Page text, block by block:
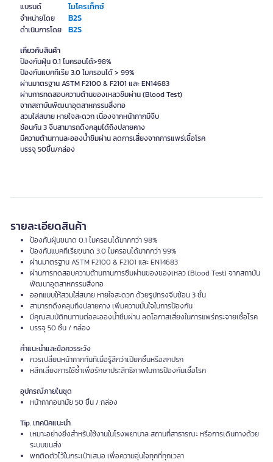
แบรนด์ ไมโครเท็กซ์
จำหน่ายโดย B2S
ดำเนินการโดย B2S
เกี่ยวกับสินค้า
ป้องกันฝุ่น 0.1 ไมครอนได้>98%
ป้องกันแบคทีเรีย 3.0 ไมครอนได้ > 99%
ผ่านมาตรฐาน ASTM F2100 & F2101 และ EN14683
ผ่านการทดสอบความต้านของเหลวซึมผ่าน (Blood Test)
จากสถาบันพัฒนาอุตสาหกรรมสิ่งทอ
สวมใส่สบาย หายใจสะดวก เนื่องจากหน้ากากมีจีบ
ซ้อนกัน 3 จีบสามารถดึงคลุมได้ถึงปลายคาง
มีความต้านทานละอองน้ำซึมผ่าน ลดการเสี่ยงจากการแพร่เชื้อโรค
รายละเอียดสินค้า
ป้องกันฝุ่นขนาด 0.1 ไมครอนได้มากกว่า 98%
ป้องกันแบคทีเรียขนาด 3.0 ไมครอนได้มากกว่า 99%
ผ่านมาตรฐาน ASTM F2100 & F2101 และ EN14683
ผ่านการทดสอบความต้านทานการซึมผ่านของของเหลว (Blood Test) จากสถาบัน
พัฒนาอุตสาหกรรมสิ่งทอ
ออกแบบให้สวมใส่สบาย หายใจสะดวก ด้วยรูปทรงจีบซ้อน 3 ชั้น
สามารถดึงคลุมถึงปลายคาง เพิ่มความมั่นใจในการป้องกัน
มีคุณสมบัติทนทานต่อละอองน้ำซึมผ่าน ลดโอกาสเสี่ยงในการแพร่กระจายเชื้อโรค
บรรจุ 50 ชิ้น / กล่อง
คำแนะนำและข้อควรระวัง
ควรเปลี่ยนหน้ากากทันทีเมื่อรู้สึกว่าเปียกชื้นหรือสกปรก
หลีกเลี่ยงการใช้ซ้ำเพื่อรักษาประสิทธิภาพในการป้องกันเชื้อโรค
อุปกรณ์ภายในชุด
หน้ากากอนามัย 50 ชิ้น / กล่อง
Tip. เทคนิคแนะนำ
เหมาะอย่างยิ่งสำหรับใช้งานในโรงพยาบาล สถานที่สาธารณะ หรือการเดินทางด้วย
ระบบขนส่ง
พกติดตัวไว้ในกระเป๋าเสมอ เพื่อความอุ่นใจทุกที่ทุกเวลา